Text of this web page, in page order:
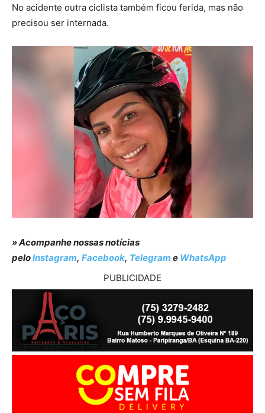
No acidente outra ciclista também ficou ferida, mas não
precisou ser internada.
» Acompanhe nossas notícias
peloInstagram, Facebook, Telegram e WhatsApp
PUBLICIDADE